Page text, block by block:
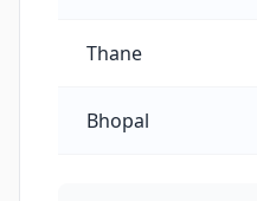
Thane
Bhopal